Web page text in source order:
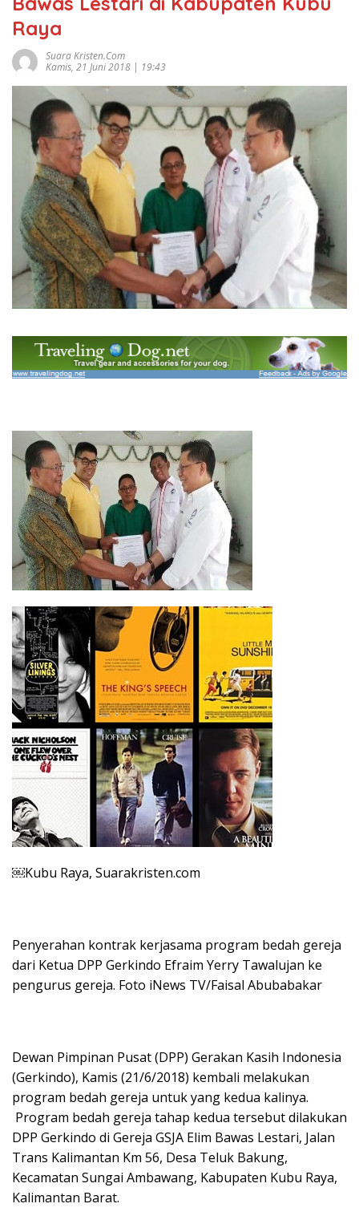
Raya
Suara Kristen.com
Kamis, 21 Juni 2018 | 19:43
￼Kubu Raya, Suarakristen.com
Penyerahan kontrak kerjasama program bedah gereja
dari Ketua DPP Gerkindo Efraim Yerry Tawalujan ke
pengurus gereja. Foto iNews TV/Faisal Abubabakar
Dewan Pimpinan Pusat (DPP) Gerakan Kasih Indonesia
(Gerkindo), Kamis (21/6/2018) kembali melakukan
program bedah gereja untuk yang kedua kalinya.
Program bedah gereja tahap kedua tersebut dilakukan
DPP Gerkindo di Gereja GSJA Elim Bawas Lestari, Jalan
Trans Kalimantan Km 56, Desa Teluk Bakung,
Kecamatan Sungai Ambawang, Kabupaten Kubu Raya,
Kalimantan Barat.